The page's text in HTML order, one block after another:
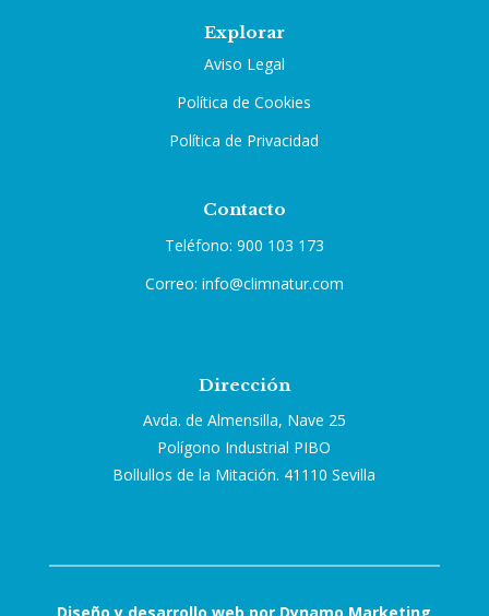
Explorar
Aviso Legal
Política de Cookies
Política de Privacidad
Contacto
Teléfono: 900 103 173
Correo: info@climnatur.com
Dirección
Avda. de Almensilla, Nave 25
Polígono Industrial PIBO
Bollullos de la Mitación. 41110 Sevilla